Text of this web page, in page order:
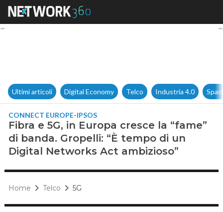
Fibra e 5G, in Europa cresce
Ultimi articoli Digital Economy Telco Industria 4.0
CONNECT EUROPE-IPSOS
Fibra e 5G, in Europa cresce la “fame”
di banda. Gropelli: “È tempo di un
Digital Networks Act ambizioso”
Home Telco 5G